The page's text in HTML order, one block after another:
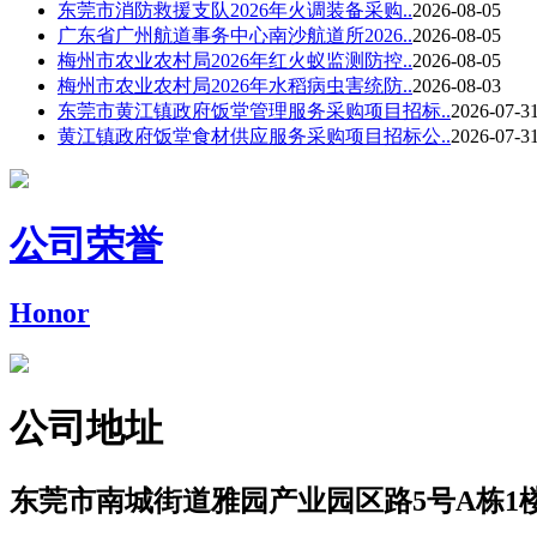
东莞市消防救援支队2026年火调装备采购..2026-08-05
广东省广州航道事务中心南沙航道所2026..2026-08-05
梅州市农业农村局2026年红火蚁监测防控..2026-08-05
梅州市农业农村局2026年水稻病虫害统防..2026-08-03
东莞市黄江镇政府饭堂管理服务采购项目招标..2026-07-31
黄江镇政府饭堂食材供应服务采购项目招标公..2026-07-31
公司荣誉
Honor
公司地址
东莞市南城街道雅园产业园区路5号A栋1